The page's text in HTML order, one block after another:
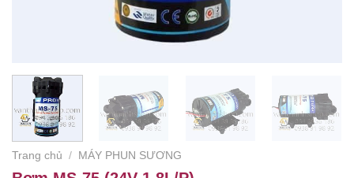
Trang chủ / MÁY PHUN SƯƠNG